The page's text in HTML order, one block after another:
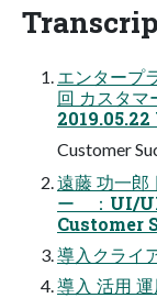
エンタープ
回 カスタマ
2019.05.22
Customer
遠藤 功一
ー ：UI/
Customer
導入クライ
導入 活用